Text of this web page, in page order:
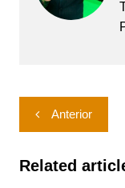
Navegação
de
Post
Anterior
Related